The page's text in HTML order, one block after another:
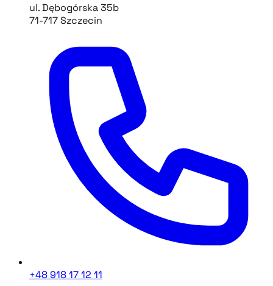
ul. Dębogórska 35b
71-717 Szczecin
+48 918 17 12 11